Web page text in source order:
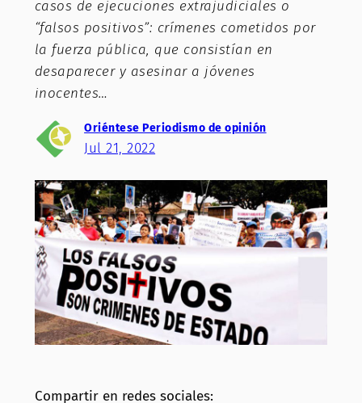
casos de ejecuciones extrajudiciales o
“falsos positivos”: crímenes cometidos por
la fuerza pública, que consistían en
desaparecer y asesinar a jóvenes
inocentes…
Oriéntese Periodismo de opinión
Jul 21, 2022
Compartir en redes sociales: